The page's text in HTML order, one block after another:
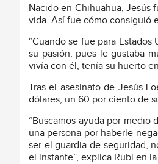
Nacido en Chihuahua, Jesús
vida. Así fue cómo consiguió
“Cuando se fue para
su pasión, pues le gustaba
vivía con él, tenía su huerto
Tras el asesinato de Jesús
dólares, un 60 por ciento de
“Buscamos ayuda por medio
una persona por haberle
ser el guardia de seguridad,
el instante”, explica Rubi en